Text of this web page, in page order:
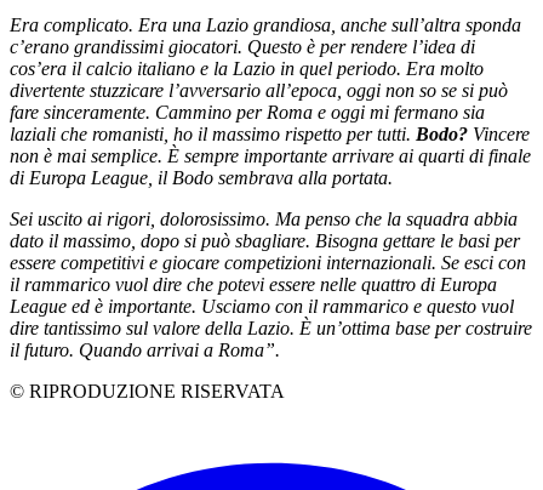
Era complicato. Era una Lazio grandiosa, anche sull’altra sponda
c’erano grandissimi giocatori. Questo è per rendere l’idea di
cos’era il calcio italiano e la Lazio in quel periodo. Era molto
divertente stuzzicare l’avversario all’epoca, oggi non so se si può
fare sinceramente. Cammino per Roma e oggi mi fermano sia
laziali che romanisti, ho il massimo rispetto per tutti. Bodo? Vincere
non è mai semplice. È sempre importante arrivare ai quarti di finale
di Europa League, il Bodo sembrava alla portata.
Sei uscito ai rigori, dolorosissimo. Ma penso che la squadra abbia
dato il massimo, dopo si può sbagliare. Bisogna gettare le basi per
essere competitivi e giocare competizioni internazionali. Se esci con
il rammarico vuol dire che potevi essere nelle quattro di Europa
League ed è importante. Usciamo con il rammarico e questo vuol
dire tantissimo sul valore della Lazio. È un’ottima base per costruire
il futuro. Quando arrivai a Roma”.
© RIPRODUZIONE RISERVATA